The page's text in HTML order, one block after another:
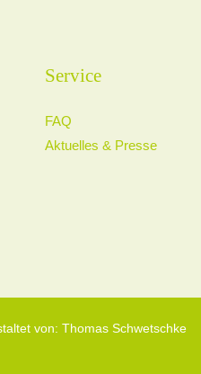
Service
FAQ
Aktuelles & Presse
von: Thomas Schwetschke